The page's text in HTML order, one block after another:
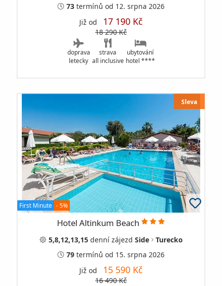
73 termínů od 12. srpna 2026
Již od 17 190 Kč
18 290 Kč
doprava
letecky
strava
all inclusive
ubytování
hotel ****
Sleva
First Minute - 5%
Hotel Altinkum Beach
5,8,12,13,15dennízájezd Side
Turecko
79 termínů od 15. srpna 2026
Již od 15 590 Kč
16 490 Kč